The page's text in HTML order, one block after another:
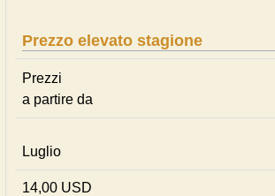
Prezzo elevato stagione
Prezzi
a partire da
Luglio
14,00 USD